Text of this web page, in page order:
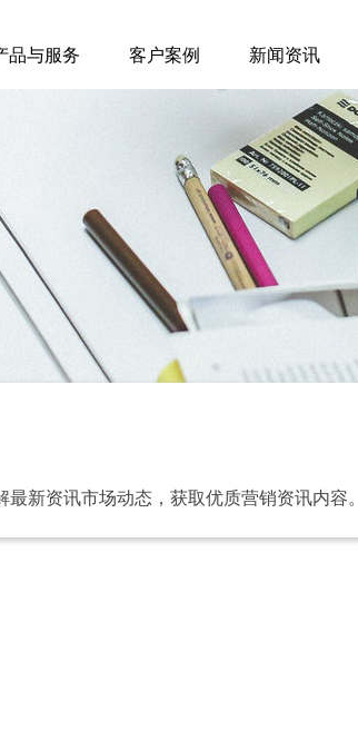
品与服务 客户案例 新闻资讯
新资讯市场动态，获取优质营销资讯内容。